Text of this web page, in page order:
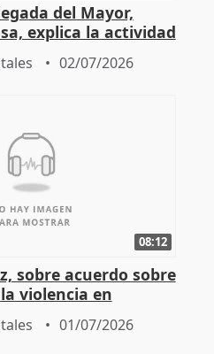
del Mayor,
explica la actividad
02/07/2026
08:12
sobre acuerdo sobre
violencia en
01/07/2026